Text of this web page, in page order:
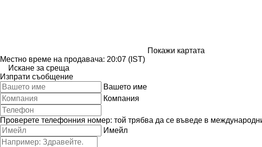
Покажи картата
Местно време на продавача: 20:07 (IST)
Искане за среща
Изпрати съобщение
Вашето име
Компания
Проверете телефонния номер: той трябва да се въведе в
Имейл